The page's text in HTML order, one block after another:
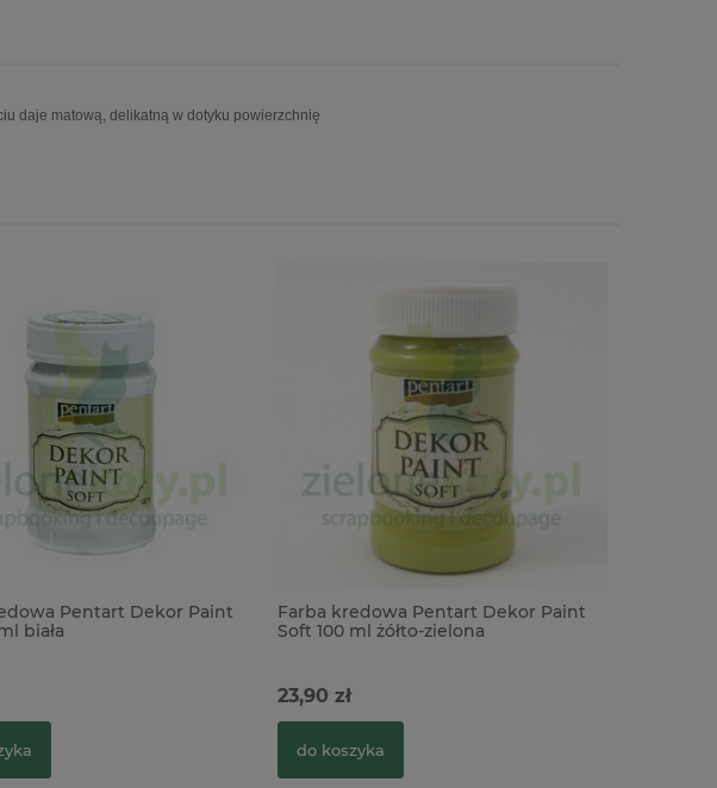
daje matową, delikatną w dotyku powierzchnię
Pentart Dekor Paint
biała
Farba kredowa Pentart Dekor Paint
Soft 100 ml żółto-zielona
23,90 zł
do koszyka